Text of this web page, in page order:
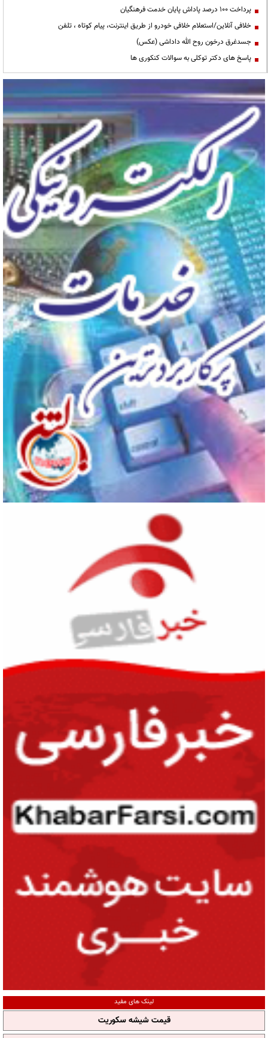
پرداخت ۱۰۰ درصد پاداش پایان خدمت فرهنگیان
خلافی آنلاین/استعلام خلافی خودرو از طریق اینترنت، پیام کوتاه ، تلفن
جسدغرق درخون روح الله داداشی (عکس)
پاسخ های دکتر توکلی به سوالات کنکوری ها
لینک های مفید
قیمت شیشه سکوریت